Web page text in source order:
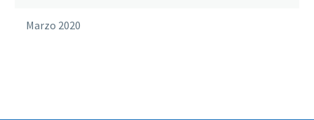
Marzo 2020